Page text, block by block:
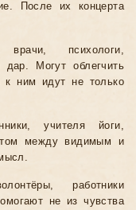
После их концерта
психологи,
Могут облегчить
к ним идут не только
учителя йоги,
между видимым и
работники
не из чувства